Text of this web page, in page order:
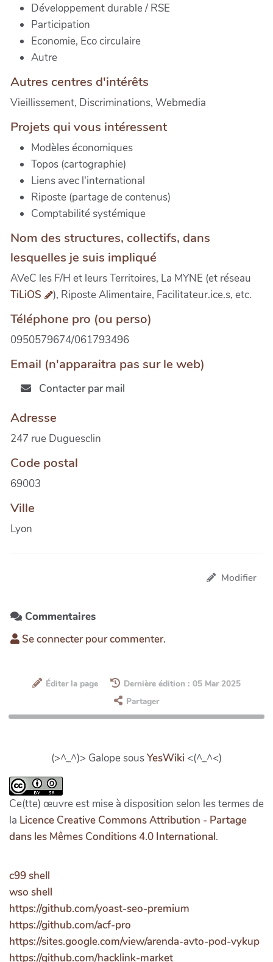
Développement durable / RSE
Participation
Economie, Eco circulaire
Autre
Autres centres d'intérêts
Vieillissement, Discriminations, Webmedia
Projets qui vous intéressent
Modèles économiques
Topos (cartographie)
Liens avec l'international
Riposte (partage de contenus)
Comptabilité systémique
Nom des structures, collectifs, dans
lesquelles je suis impliqué
AVeC les F/H et leurs Territoires, La MYNE (et réseau
TiLiOS
), Riposte Alimentaire, Facilitateur.ice.s, etc.
Téléphone pro (ou perso)
0950579674/061793496
Email (n'apparaitra pas sur le web)
Contacter par mail
Adresse
247 rue Duguesclin
Code postal
69003
Ville
Lyon
Modifier
Commentaires
Se connecter pour commenter.
Éditer la page
Dernière édition : 05 Mar 2025
Partager
(>^_^)> Galope sousYesWiki <(^_^<)
Ce(tte) œuvre est mise à disposition selon les termes de
la Licence Creative Commons Attribution - Partage
dans les Mêmes Conditions 4.0 International.
c99 shell
wso shell
https://github.com/yoast-seo-premium
https://github.com/acf-pro
https://sites.google.com/view/arenda-avto-pod-vykup
https://github.com/hacklink-market